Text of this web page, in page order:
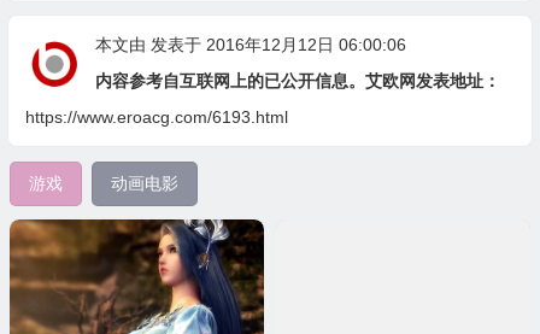
本文由 发表于 2016年12月12日 06:00:06
内容参考自互联网上的已公开信息。艾欧网发表地址：
https://www.eroacg.com/6193.html
游戏 动画电影